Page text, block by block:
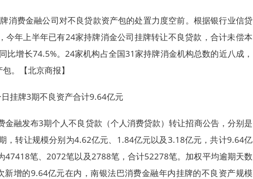
消费金融公司对不良贷款资产包的处置力度空前。根据银行业信贷
今年上半年已有24家持牌消金公司挂牌转让不良贷款，合计未偿本
比增长74.5%。24家机构占全国31家持牌消金机构总数的近八成，
。【北京商报】
挂牌3期不良资产合计9.64亿元
金融发布3期个人不良贷款（个人消费贷款）转让招商公告，分别是
，转让规模分别为4.62亿元、1.84亿元以及3.18亿元，共计9.64亿
47418笔、2072笔以及2788笔，合计52278笔。加权平均逾期天数
新增的9.64亿元在内，南银法巴消费金融年内挂牌的不良资产规模